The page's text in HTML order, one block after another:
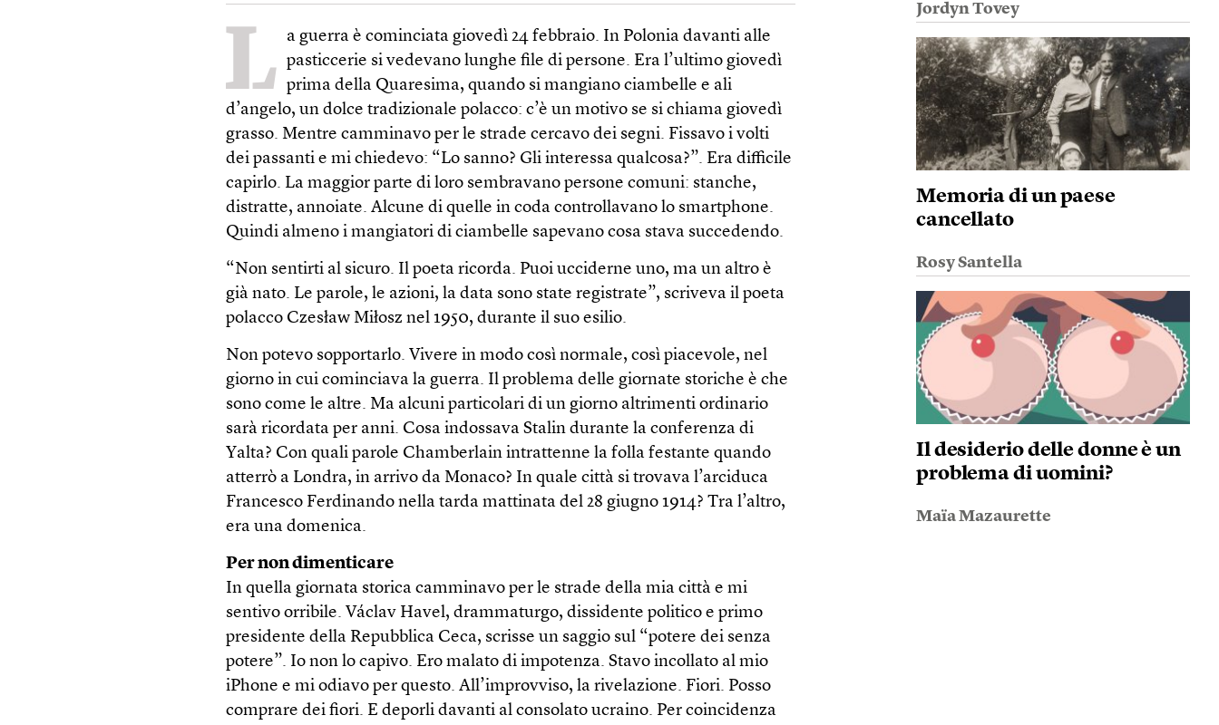
L
a guerra è cominciata giovedì 24 febbraio. In Polonia davanti alle
pasticcerie si vedevano lunghe file di persone. Era l’ultimo giovedì
prima della Quaresima, quando si mangiano ciambelle e ali
d’angelo, un dolce tradizionale polacco: c’è un motivo se si chiama giovedì
grasso. Mentre camminavo per le strade cercavo dei segni. Fissavo i volti
dei passanti e mi chiedevo: “Lo sanno? Gli interessa qualcosa?”. Era difficile
capirlo. La maggior parte di loro sembravano persone comuni: stanche,
distratte, annoiate. Alcune di quelle in coda controllavano lo smartphone.
Quindi almeno i mangiatori di ciambelle sapevano cosa stava succedendo.
“Non sentirti al sicuro. Il poeta ricorda. Puoi ucciderne uno, ma un altro è
già nato. Le parole, le azioni, la data sono state registrate”, scriveva il poeta
polacco Czesław Miłosz nel 1950, durante il suo esilio.
Non potevo sopportarlo. Vivere in modo così normale, così piacevole, nel
giorno in cui cominciava la guerra. Il problema delle giornate storiche è che
sono come le altre. Ma alcuni particolari di un giorno altrimenti ordinario
sarà ricordata per anni. Cosa indossava Stalin durante la conferenza di
Yalta? Con quali parole Chamberlain intrattenne la folla festante quando
atterrò a Londra, in arrivo da Monaco? In quale città si trovava l’arciduca
Francesco Ferdinando nella tarda mattinata del 28 giugno 1914? Tra l’altro,
era una domenica.
Per non dimenticare
In quella giornata storica camminavo per le strade della mia città e mi
sentivo orribile. Václav Havel, drammaturgo, dissidente politico e primo
presidente della Repubblica Ceca, scrisse un saggio sul “potere dei senza
potere”. Io non lo capivo. Ero malato di impotenza. Stavo incollato al mio
iPhone e mi odiavo per questo. All’improvviso, la rivelazione. Fiori. Posso
comprare dei fiori. E deporli davanti al consolato ucraino. Per coincidenza
Jordyn Tovey
Memoria di un paese
cancellato
Rosy Santella
Il desiderio delle donne è un
problema di uomini?
Maïa Mazaurette